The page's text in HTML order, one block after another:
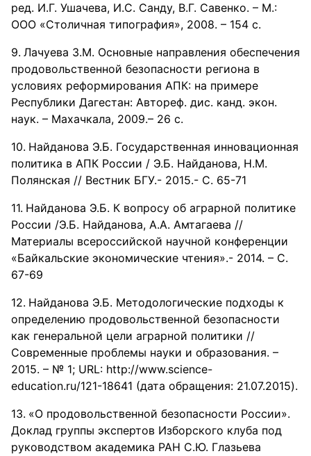
ред. И.Г. Ушачева, И.С. Санду, В.Г. Савенко. – М.:
ООО «Столичная типография», 2008. – 154 с.
Лачуева З.М. Основные направления обеспечения
продовольственной безопасности региона в
условиях реформирования АПК: на примере
Республики Дагестан: Автореф. дис. канд. экон.
наук. – Махачкала, 2009.– 26 с.
Найданова Э.Б. Государственная инновационная
политика в АПК России / Э.Б. Найданова, Н.М.
Полянская // Вестник БГУ.- 2015.- С. 65-71
Найданова Э.Б. К вопросу об аграрной политике
России /Э.Б. Найданова, А.А. Амтагаева //
Материалы всероссийской научной конференции
«Байкальские экономические чтения».- 2014. – С.
67-69
Найданова Э.Б. Методологические подходы к
определению продовольственной безопасности
как генеральной цели аграрной политики //
Современные проблемы науки и образования. –
2015. – № 1; URL: http://www.science-
education.ru/121-18641 (дата обращения: 21.07.2015).
«О продовольственной безопасности России».
Доклад группы экспертов Изборского клуба под
руководством академика РАН С.Ю. Глазьева